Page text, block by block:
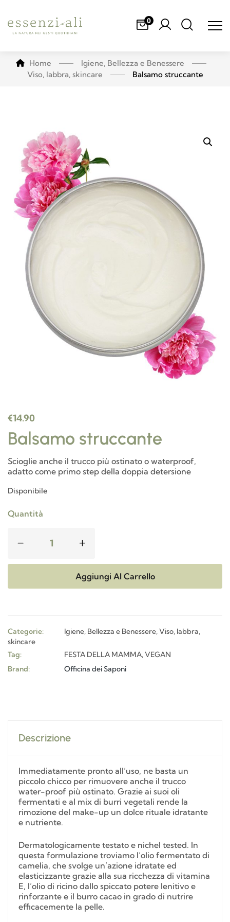
0
Home
Igiene, Bellezza e Benessere
Viso, labbra, skincare
Balsamo struccante
€14.90
Balsamo struccante
Scioglie anche il trucco più ostinato o waterproof,
adatto come primo step della doppia detersione
Disponibile
Quantità
Aggiungi Al Carrello
Categorie: Igiene, Bellezza e Benessere, Viso, labbra,
skincare
Tag:
FESTA DELLA MAMMA, VEGAN
Brand:
Officina dei Saponi
Descrizione
Immediatamente pronto all’uso, ne basta un
piccolo chicco per rimuovere anche il trucco
water-proof più ostinato. Grazie ai suoi oli
fermentati e al mix di burri vegetali rende la
rimozione del make-up un dolce rituale idratante
e nutriente.
Dermatologicamente testato e nichel tested. In
questa formulazione troviamo l’olio fermentato di
camelia, che svolge un’azione idratate ed
elasticizzante grazie alla sua ricchezza di vitamina
E, l’olio di ricino dallo spiccato potere lenitivo e
rinforzante e il burro cacao in grado di nutrire
efficacemente la pelle.